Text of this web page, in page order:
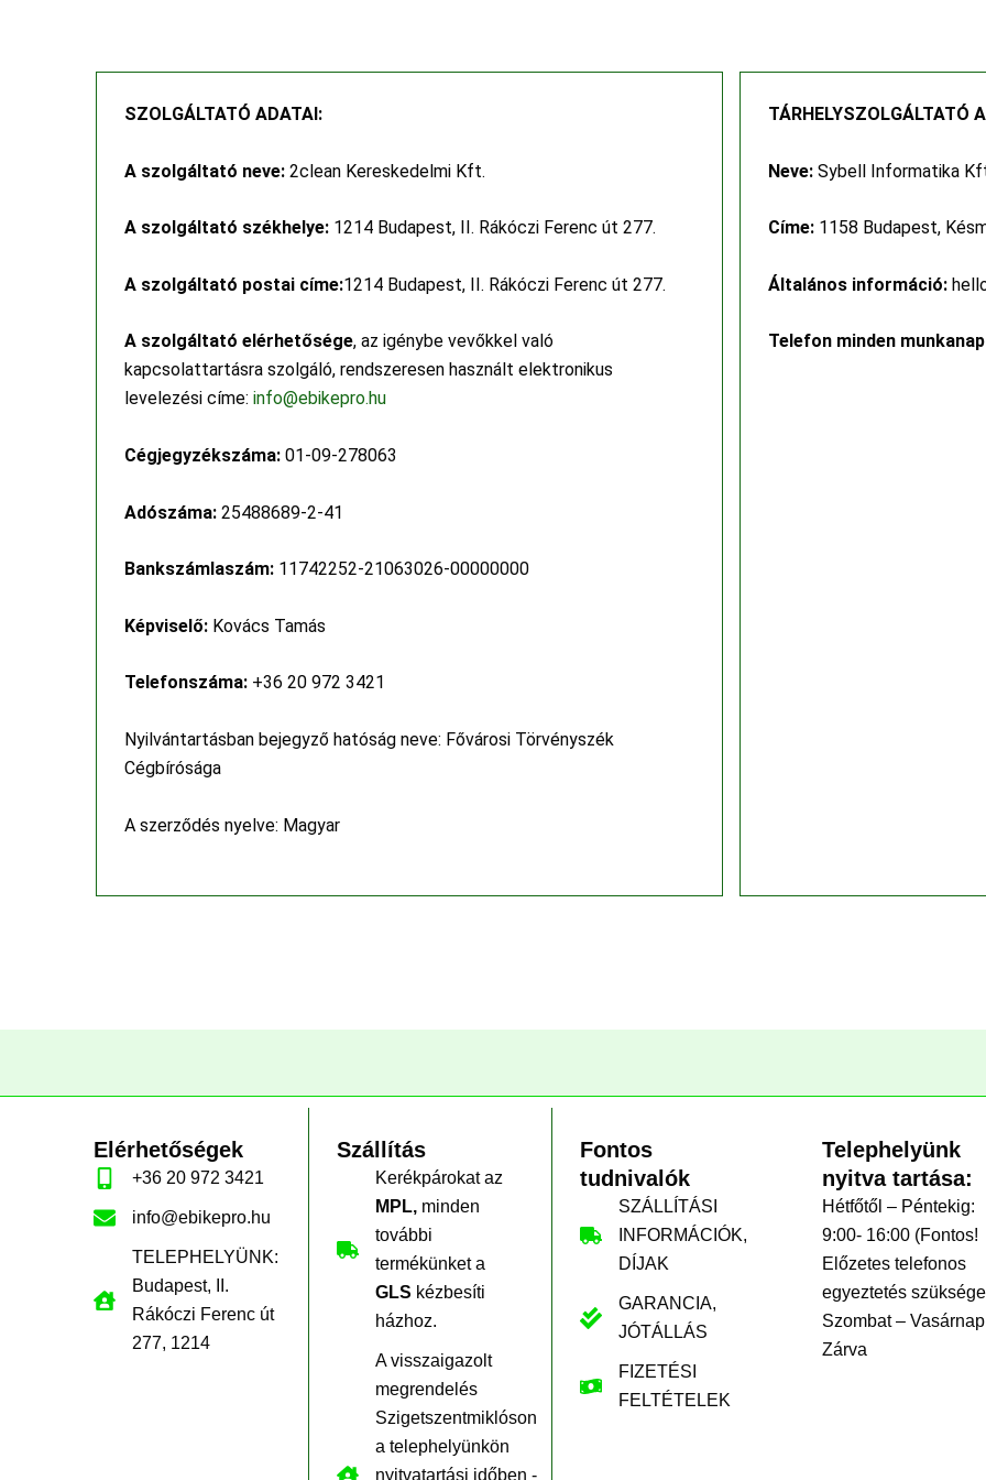
SZOLGÁLTATÓ ADATAI:
A szolgáltató neve: 2clean Kereskedelmi Kft.
A szolgáltató székhelye: 1214 Budapest, II. Rákóczi Ferenc út 277.
A szolgáltató postai címe:1214 Budapest, II. Rákóczi Ferenc út 277.
A szolgáltató elérhetősége, az igénybe vevőkkel való
kapcsolattartásra szolgáló, rendszeresen használt elektronikus
levelezési címe: info@ebikepro.hu
Cégjegyzékszáma: 01-09-278063
Adószáma: 25488689-2-41
Bankszámlaszám: 11742252-21063026-00000000
Képviselő: Kovács Tamás
Telefonszáma: +36 20 972 3421
Nyilvántartásban bejegyző hatóság neve: Fővárosi Törvényszék
Cégbírósága
A szerződés nyelve: Magyar
TÁRHELYSZOLGÁLTATÓ
Neve: Sybell Informatika
Címe: 1158 Budapest,
Általános információ:
Telefon minden
Elérhetőségek
+36 20 972 3421
info@ebikepro.hu
TELEPHELYÜNK:
Budapest, II.
Rákóczi Ferenc út
277, 1214
Szállítás
Kerékpárokat az
MPL, minden
további
termékünket a
GLS kézbesíti
házhoz.
A visszaigazolt
megrendelés
Szigetszentmiklóson
a telephelyünkön
nyitvatartási időben -
Fontos
tudnivalók
SZÁLLÍTÁSI
INFORMÁCIÓK,
DÍJAK
GARANCIA,
JÓTÁLLÁS
FIZETÉSI
FELTÉTELEK
Telephelyünk
nyitva tartása:
Hétfőtől – Péntekig:
9:00- 16:00 (Fontos!
Előzetes telefonos
egyeztetés
Szombat –
Zárva